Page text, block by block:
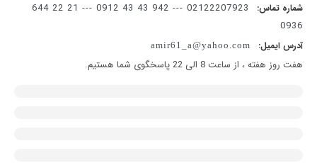
شماره تماس:
02122207923 --- 942 43 43 0912 --- 21 22 644
0936
آدرس ایمیل: amir61_a@yahoo.com
هفت روز هفته ، از ساعت 8 الی 22 پاسخگوی شما هستیم.